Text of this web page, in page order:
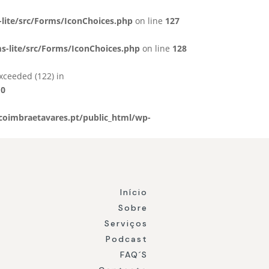
src/Forms/IconChoices.php on line 127
lite/src/Forms/IconChoices.php on line 128
(122) in
public_html/wp-
Início
Sobre
Serviços
Podcast
FAQ´S